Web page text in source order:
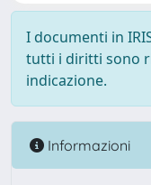
I documenti in
tutti i diritti sono
indicazione.
Informazioni